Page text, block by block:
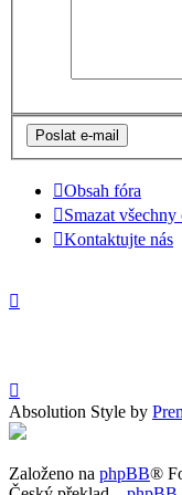
Obsah fóra
Smazat
Kontaktujte nás
Absolution Style by
Založeno na phpBB®